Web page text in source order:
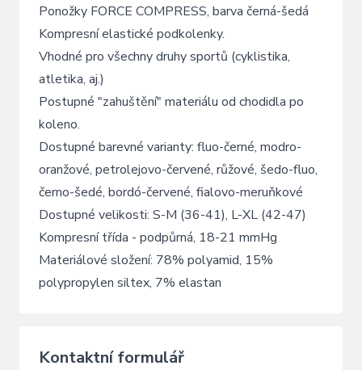
Ponožky FORCE COMPRESS, barva černá-šedá
Kompresní elastické podkolenky.
Vhodné pro všechny druhy sportů (cyklistika,
atletika, aj.)
Postupné "zahuštění" materiálu od chodidla po
koleno.
Dostupné barevné varianty: fluo-černé, modro-
oranžové, petrolejovo-červené, růžové, šedo-fluo,
černo-šedé, bordó-červené, fialovo-meruňkové
Dostupné velikosti: S-M (36-41), L-XL (42-47)
Kompresní třída - podpůrná, 18-21 mmHg
Materiálové složení: 78% polyamid, 15%
polypropylen siltex, 7% elastan
Kontaktní formulář